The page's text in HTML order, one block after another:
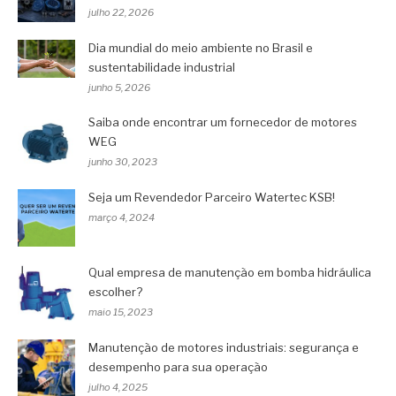
julho 22, 2026
Dia mundial do meio ambiente no Brasil e
sustentabilidade industrial
junho 5, 2026
Saiba onde encontrar um fornecedor de motores
WEG
junho 30, 2023
Seja um Revendedor Parceiro Watertec KSB!
março 4, 2024
Qual empresa de manutenção em bomba hidráulica
escolher?
maio 15, 2023
Manutenção de motores industriais: segurança e
desempenho para sua operação
julho 4, 2025